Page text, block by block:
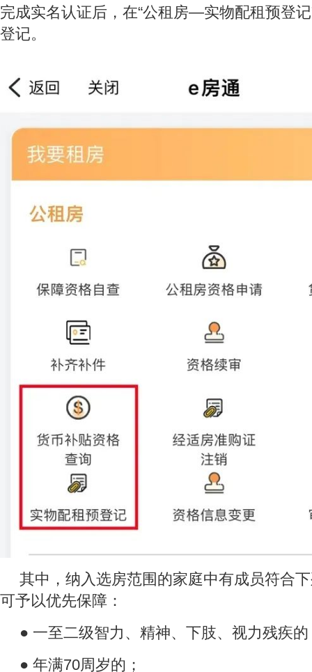
完成实名认证后，在“公租房—实物配租预登
登记。
其中，纳入选房范围的家庭中有成员符合
可予以优先保障：
● 一至二级智力、精神、下肢、视力残疾的
● 年满70周岁的；